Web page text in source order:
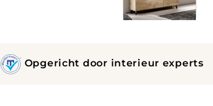
Opgericht door interieur experts